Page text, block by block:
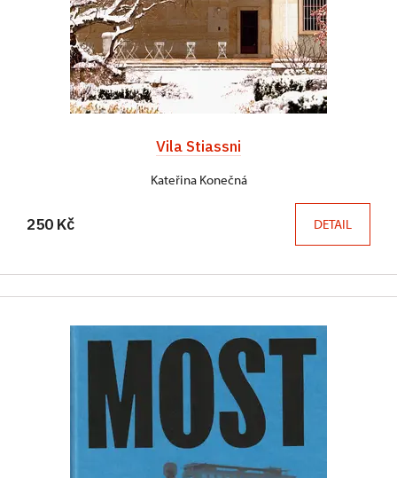
Vila Stiassni
Kateřina Konečná
250 Kč DETAIL